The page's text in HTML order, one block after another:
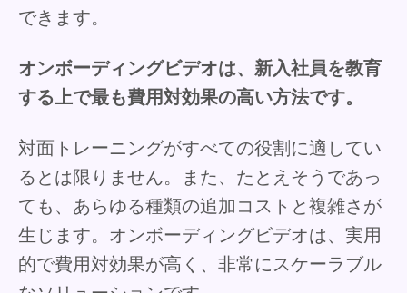
できます。
オンボーディングビデオは、新入社員を教育
する上で最も費用対効果の高い方法です。
対面トレーニングがすべての役割に適してい
るとは限りません。また、たとえそうであっ
ても、あらゆる種類の追加コストと複雑さが
生じます。オンボーディングビデオは、実用
的で費用対効果が高く、非常にスケーラブル